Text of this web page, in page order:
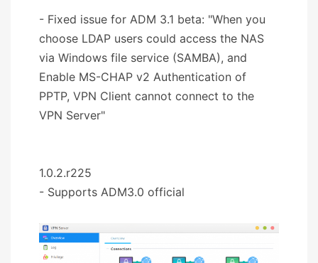
- Fixed issue for ADM 3.1 beta: "When you
choose LDAP users could access the NAS
via Windows file service (SAMBA), and
Enable MS-CHAP v2 Authentication of
PPTP, VPN Client cannot connect to the
VPN Server"
1.0.2.r225
- Supports ADM3.0 official